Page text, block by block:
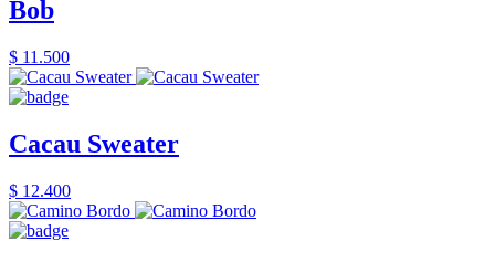
Bob
$ 11.500
Cacau Sweater
$ 12.400